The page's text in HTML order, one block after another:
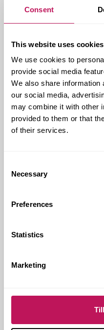
Consent
This website uses cookies
We use cookies to
provide social media
We also share information
our social media,
may combine it with other
provided to them or that
of their services.
Selection
Necessary
Preferences
Statistics
Marketing
management.
Kund: Statens
Forsens uppdrag:
byggledning
Genomförandeform:
HANDEL OCH SERVICE